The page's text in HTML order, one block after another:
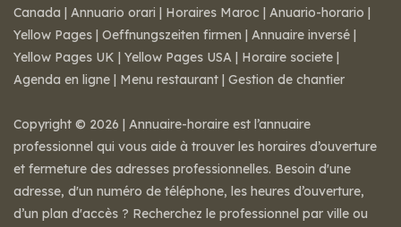
Canada | Annuario orari | Horaires Maroc | Anuario-horario |
Yellow Pages | Oeffnungszeiten firmen | Annuaire inversé |
Yellow Pages UK | Yellow Pages USA | Horaire societe |
Agenda en ligne | Menu restaurant | Gestion de chantier
Copyright © 2026 | Annuaire-horaire est l’annuaire
professionnel qui vous aide à trouver les horaires d’ouverture
et fermeture des adresses professionnelles. Besoin d'une
adresse, d'un numéro de téléphone, les heures d’ouverture,
d’un plan d'accès ? Recherchez le professionnel par ville ou